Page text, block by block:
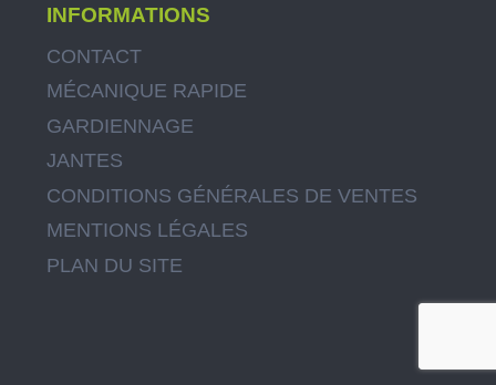
INFORMATIONS
CONTACT
MÉCANIQUE RAPIDE
GARDIENNAGE
JANTES
CONDITIONS GÉNÉRALES DE VENTES
MENTIONS LÉGALES
PLAN DU SITE